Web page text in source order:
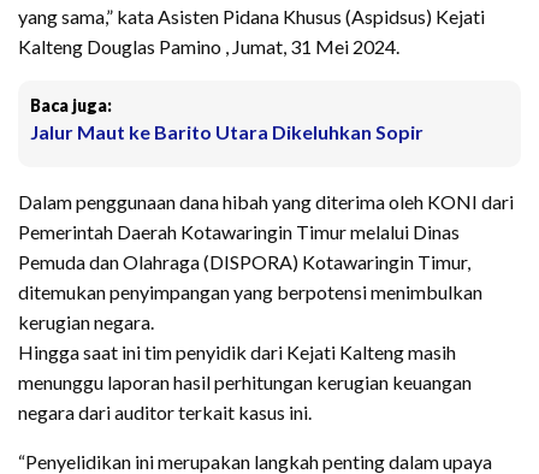
yang sama,” kata Asisten Pidana Khusus (Aspidsus) Kejati
Kalteng Douglas Pamino , Jumat, 31 Mei 2024.
Baca juga:
Jalur Maut ke Barito Utara Dikeluhkan Sopir
Dalam penggunaan dana hibah yang diterima oleh KONI dari
Pemerintah Daerah Kotawaringin Timur melalui Dinas
Pemuda dan Olahraga (DISPORA) Kotawaringin Timur,
ditemukan penyimpangan yang berpotensi menimbulkan
kerugian negara.
Hingga saat ini tim penyidik dari Kejati Kalteng masih
menunggu laporan hasil perhitungan kerugian keuangan
negara dari auditor terkait kasus ini.
“Penyelidikan ini merupakan langkah penting dalam upaya